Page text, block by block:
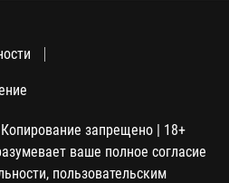
запрещено | 18+
ваше полное согласие
пользовательским